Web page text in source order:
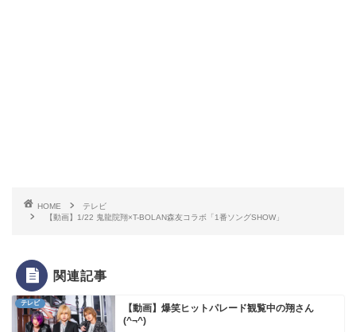
HOME
テレビ
【動画】1/22 鬼龍院翔×T-BOLAN森友コラボ「1番ソングSHOW」
関連記事
テレビ
【動画】爆笑ヒットパレード観覧中の翔さん
(^¬^)